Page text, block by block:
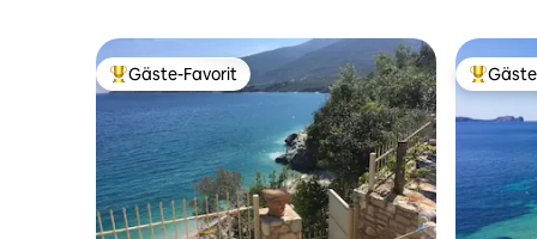
Beliebter Gäste-Favorit.
Gäste-Favorit